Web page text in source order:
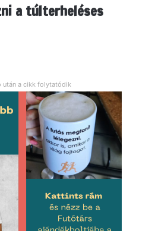
a túlterheléses
után a cikk folytatódik